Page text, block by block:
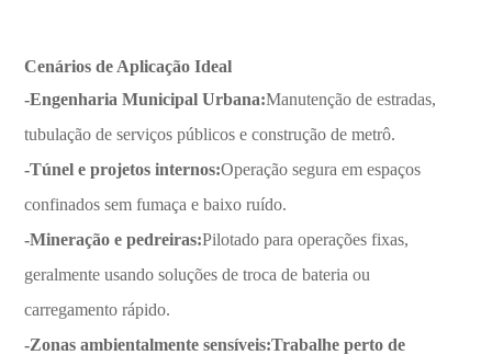
Cenários de Aplicação Ideal
-Engenharia Municipal Urbana:Manutenção de estradas,
tubulação de serviços públicos e construção de metrô.
-Túnel e projetos internos:Operação segura em espaços
confinados sem fumaça e baixo ruído.
-Mineração e pedreiras:Pilotado para operações fixas,
geralmente usando soluções de troca de bateria ou
carregamento rápido.
-Zonas ambientalmente sensíveis:Trabalhe perto de